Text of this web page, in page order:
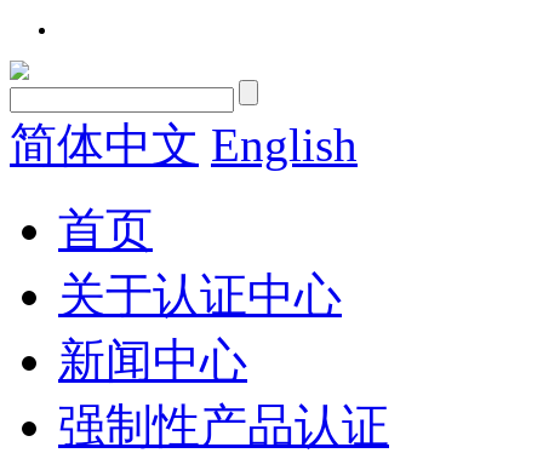
简体中文 English
首页
关于认证中心
新闻中心
强制性产品认证